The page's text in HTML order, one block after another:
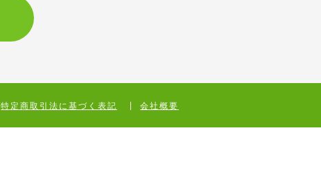
特定商取引法に基づく表記 会社概要